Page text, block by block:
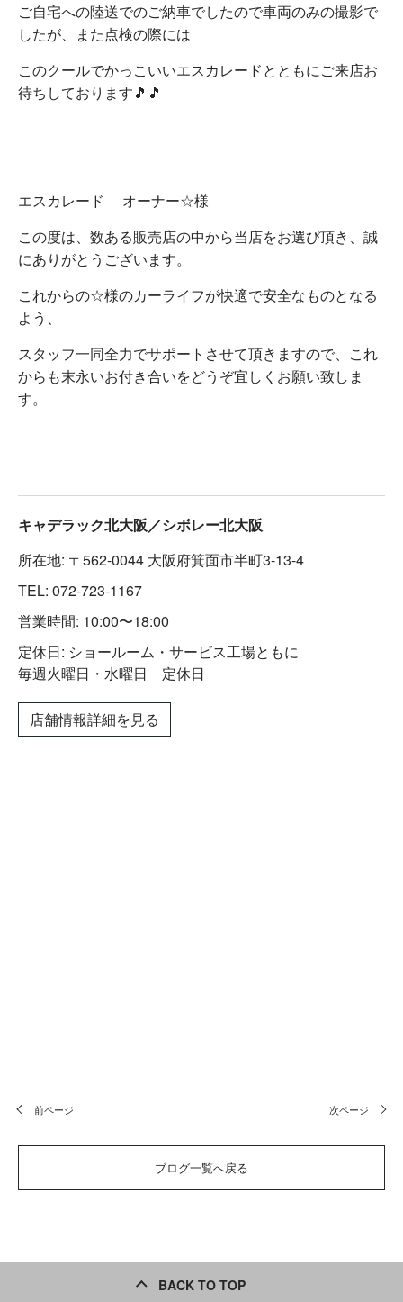
ご自宅への陸送でのご納車でしたので車両のみの撮影で
したが、また点検の際には
このクールでかっこいいエスカレードとともにご来店お
待ちしております🎵🎵
エスカレード オーナー☆様
この度は、数ある販売店の中から当店をお選び頂き、誠
にありがとうございます。
これからの☆様のカーライフが快適で安全なものとなる
よう、
スタッフ一同全力でサポートさせて頂きますので、これ
からも末永いお付き合いをどうぞ宜しくお願い致しま
す。
キャデラック北大阪／シボレー北大阪
所在地: 〒562-0044 大阪府箕面市半町3-13-4
TEL: 072-723-1167
営業時間: 10:00〜18:00
定休日: ショールーム・サービス工場ともに
毎週火曜日・水曜日 定休日
店舗情報詳細を見る
前ページ 次ページ
ブログ一覧へ戻る
BACK TO TOP